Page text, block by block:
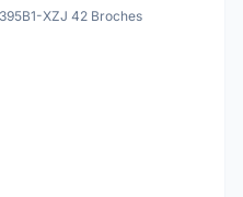
XZJ 42 Broches